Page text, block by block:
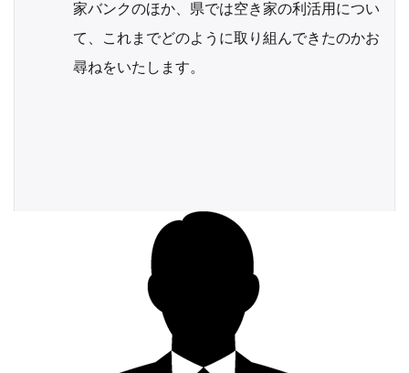
家バンクのほか、県では空き家の利活用につい
て、これまでどのように取り組んできたのかお
尋ねをいたします。